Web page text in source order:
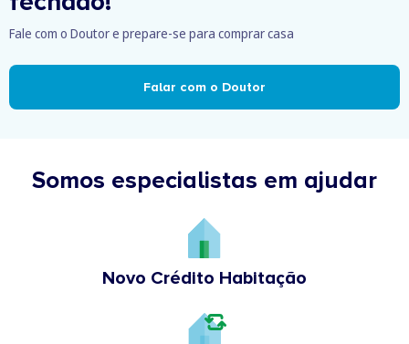
Fale com o Doutor e prepare-se para comprar casa
Falar com o Doutor
Somos especialistas em ajudar
Novo Crédito Habitação